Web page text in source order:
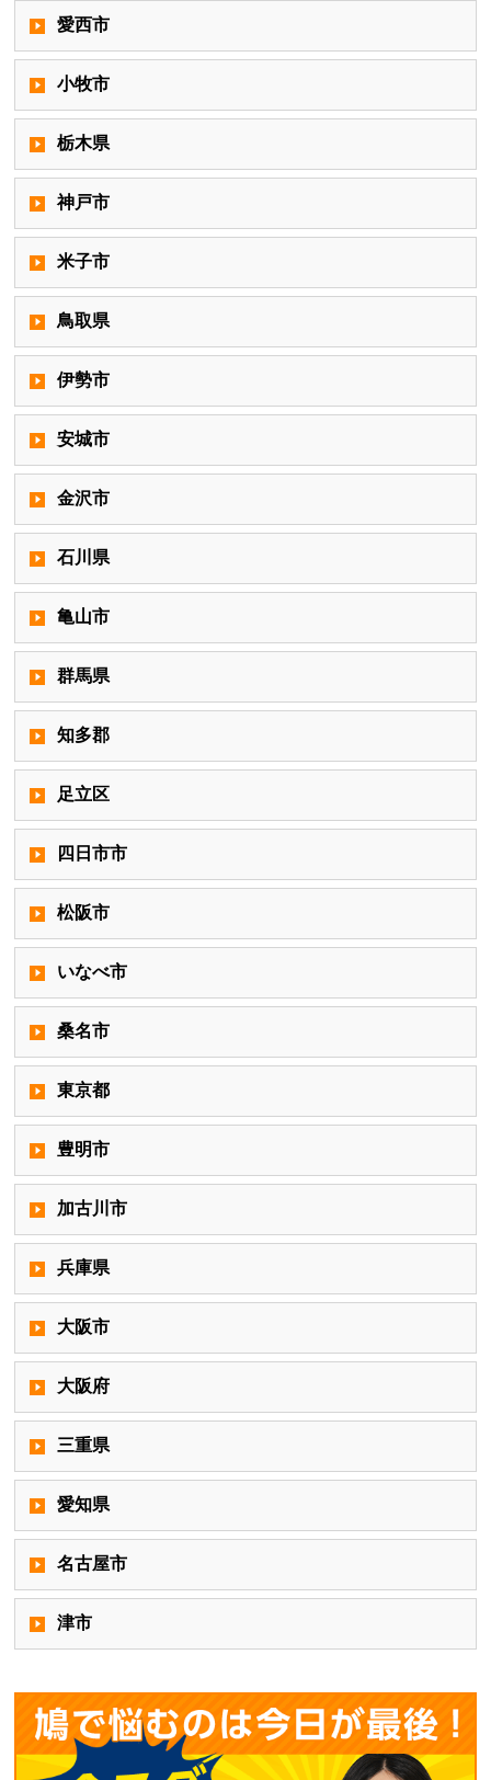
愛西市
小牧市
栃木県
神戸市
米子市
鳥取県
伊勢市
安城市
金沢市
石川県
亀山市
群馬県
知多郡
足立区
四日市市
松阪市
いなべ市
桑名市
東京都
豊明市
加古川市
兵庫県
大阪市
大阪府
三重県
愛知県
名古屋市
津市